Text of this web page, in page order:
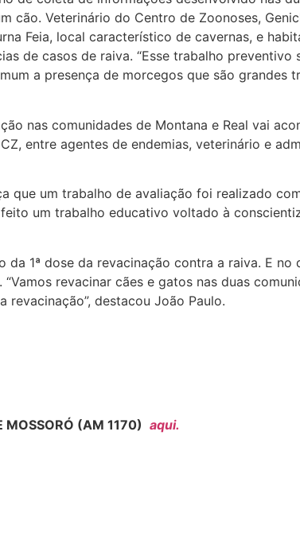
cão. Veterinário do Centro de Zoonoses,
Feia, local característico de cavernas, e
de casos de raiva. “Esse trabalho preventivo
a presença de morcegos que são grandes
nas comunidades de Montana e Real vai
entre agentes de endemias, veterinário e
que um trabalho de avaliação foi realizado
um trabalho educativo voltado à
1ª dose da revacinação contra a raiva. E
revacinar cães e gatos nas duas
destacou João Paulo.
MOSSORÓ (AM 1170) aqui.